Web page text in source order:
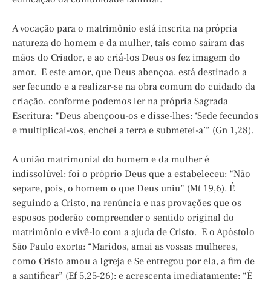
A vocação para o matrimônio está inscrita na própria
natureza do homem e da mulher, tais como saíram das
mãos do Criador, e ao criá-los Deus os fez imagem do
amor. E este amor, que Deus abençoa, está destinado a
ser fecundo e a realizar-se na obra comum do cuidado da
criação, conforme podemos ler na própria Sagrada
Escritura: “Deus abençoou-os e disse-lhes: ‘Sede fecundos
e multiplicai-vos, enchei a terra e submetei-a’” (Gn 1,28).
A união matrimonial do homem e da mulher é
indissolúvel: foi o próprio Deus que a estabeleceu: “Não
separe, pois, o homem o que Deus uniu” (Mt 19,6). É
seguindo a Cristo, na renúncia e nas provações que os
esposos poderão compreender o sentido original do
matrimônio e vivê-lo com a ajuda de Cristo. E o Apóstolo
São Paulo exorta: “Maridos, amai as vossas mulheres,
como Cristo amou a Igreja e Se entregou por ela, a fim de
a santificar” (Ef 5,25-26): e acrescenta imediatamente: “É